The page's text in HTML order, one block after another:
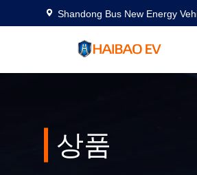
Shandong Bus New Energy
상품